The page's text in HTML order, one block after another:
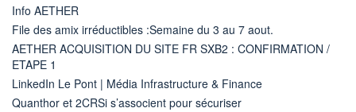
Info AETHER
File des amix irréductibles :Semaine du 3 au 7 aout.
AETHER ACQUISITION DU SITE FR SXB2 : CONFIRMATION /
ETAPE 1
LinkedIn Le Pont | Média Infrastructure & Finance
Quanthor et 2CRSi s’associent pour sécuriser